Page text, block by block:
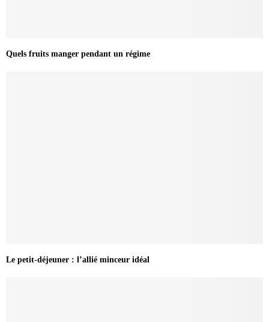
Quels fruits manger pendant un régime
Le petit-déjeuner : l’allié minceur idéal